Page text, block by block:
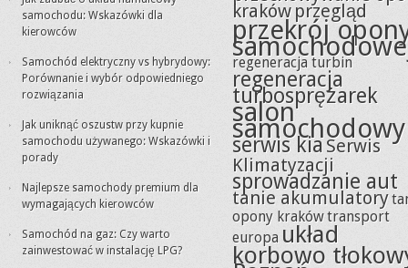
samochodu: Wskazówki dla
kierowców
Samochód elektryczny vs hybrydowy:
Porównanie i wybór odpowiedniego
rozwiązania
Jak uniknąć oszustw przy kupnie
samochodu używanego: Wskazówki i
porady
Najlepsze samochody premium dla
wymagających kierowców
Samochód na gaz: Czy warto
zainwestować w instalację LPG?
kraków przegląd
przekrój
regeneracja turbin
regeneracja
turbosprężarek
salon
samochodowy
serwis kiaSerwis
Klimatyzacji
sprowadzanie aut
tanie akumulatory
opony krakówtransport
europa układ
korbowo